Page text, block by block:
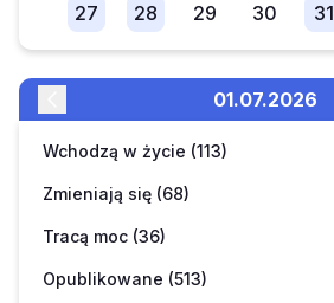
27 28 29 30 31
01.07.2026
Wchodzą w życie (113)
Zmieniają się (68)
Tracą moc (36)
Opublikowane (513)